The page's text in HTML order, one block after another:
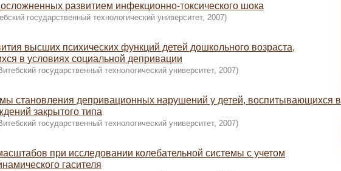
развитием инфекционно-токсического шока
государственный технологический университет, 2007)
высших психических функций детей дошкольного возраста,
в условиях социальной депривации
государственный технологический университет, 2007)
становления депривационных нарушений у детей, воспитывающихся в
закрытого типа
государственный технологический университет, 2007)
при исследовании колебательной системы с учетом
гасителя